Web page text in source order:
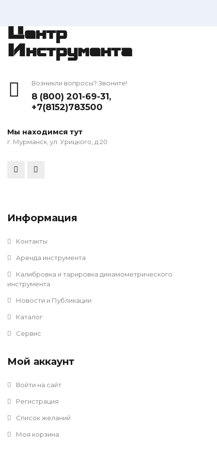
Центр
Инструмента
Возникли вопросы? Звоните!
8 (800) 201-69-31,
+7(8152)783500
Мы находимся тут
г. Мурманск, ул. Урицкого, д 20
Информация
Контакты
Аренда инструмента
Калибровка и тарировка динамометрического
инструмента
Новости и Публикации
Каталог
Сервис
Мой аккаунт
Войти на сайт
Регистрация
Список желаний
Моя корзина